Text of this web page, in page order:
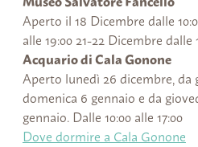
Aperto il 18 Dicembre dalle
alle 19:00 21-22 Dicembre dalle
Acquario di Cala Gonone
Aperto lunedì 26 dicembre, da
domenica 6 gennaio e da
gennaio. Dalle 10:00 alle 17:00
Dove dormire a Cala Gonone